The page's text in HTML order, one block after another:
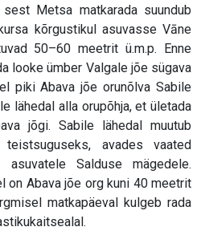
Metsa matkarada suundub
kõrgustikul asuvasse Vāne
50–60 meetrit ü.m.p. Enne
looke ümber Valgale jõe sügava
piki Abava jõe orunõlva Sabile
lähedal alla orupõhja, et ületada
jõgi. Sabile lähedal muutub
avades vaated
asuvatele Salduse mägedele.
on Abava jõe org kuni 40 meetrit
matkapäeval kulgeb rada